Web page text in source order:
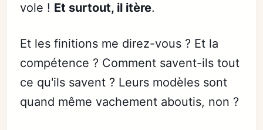
vole ! Et surtout, il itère.
Et les finitions me direz-vous ? Et la
compétence ? Comment savent-ils tout
ce qu'ils savent ? Leurs modèles sont
quand même vachement aboutis, non ?